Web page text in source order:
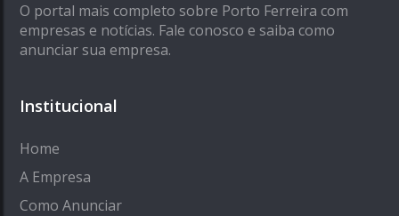
O portal mais completo sobre Porto Ferreira com
empresas e notícias. Fale conosco e saiba como
anunciar sua empresa.
Institucional
Home
A Empresa
Como Anunciar